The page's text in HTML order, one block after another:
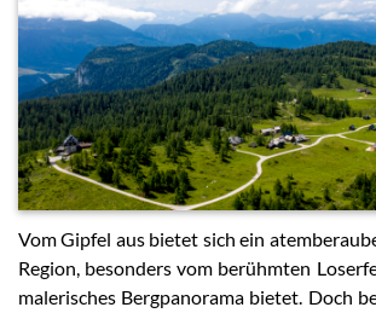
Vom Gipfel aus bietet sich ein
Region, besonders vom berühmten
malerisches Bergpanorama bietet. Doch